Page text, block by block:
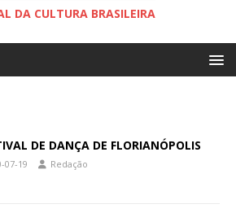
DA CULTURA BRASILEIRA
DE DANÇA DE FLORIANÓPOLIS
07-19 Redação